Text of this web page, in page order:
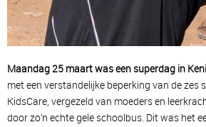
Maandag 25 maart was een superdag in
met een verstandelijke beperking van de zes
KidsCare, vergezeld van moeders en
door zo’n echte gele schoolbus. Dit was het